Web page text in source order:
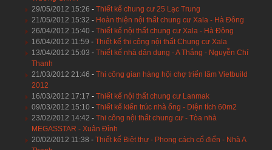
29/05/2012 15:26 - Thiết kế chung cư 25 Lạc Trung
21/05/2012 15:32 - Hoàn thiện nội thất chung cư Xala - Hà Đông
26/04/2012 15:40 - Thiết kế nội thất chung cư Xala - Hà Đông
16/04/2012 11:59 - Thiết kế thi công nội thất Chung cư Xala
13/04/2012 15:03 - Thiết kế nhà dân dụng - A Thắng - Nguyễn Chí
Thanh
21/03/2012 21:46 - Thi công gian hàng hội chợ triển lãm Vietbuild
2012
16/03/2012 17:17 - Thiết kế nội thất chung cư Lanmak
09/03/2012 15:10 - Thiết kế kiến trúc nhà ống - Diện tích 60m2
23/02/2012 14:42 - Thi công nội thất chung cư - Tòa nhà
MEGASSTAR - Xuân Đỉnh
20/02/2012 11:38 - Thiết kế Biệt thự - Phong cách cổ điển - Nhà A